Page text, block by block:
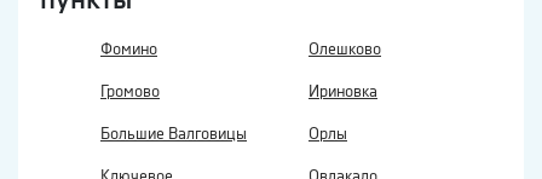
Фомино Олешково
Громово Ириновка
Большие Валговицы Орлы